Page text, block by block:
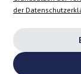
der